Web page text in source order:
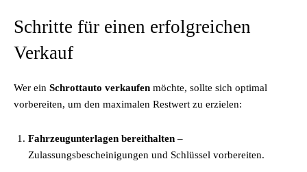
Schritte für einen erfolgreichen
Verkauf
Wer ein Schrottauto verkaufen möchte, sollte sich optimal
vorbereiten, um den maximalen Restwert zu erzielen:
Fahrzeugunterlagen bereithalten –
Zulassungsbescheinigungen und Schlüssel vorbereiten.